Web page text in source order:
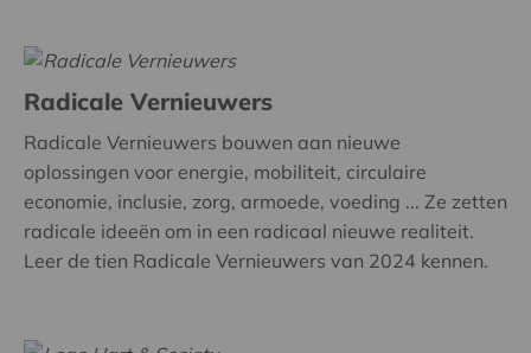
Radicale Vernieuwers
Radicale Vernieuwers bouwen aan nieuwe
oplossingen voor energie, mobiliteit, circulaire
economie, inclusie, zorg, armoede, voeding ... Ze zetten
radicale ideeën om in een radicaal nieuwe realiteit.
Leer de tien Radicale Vernieuwers van 2024 kennen.